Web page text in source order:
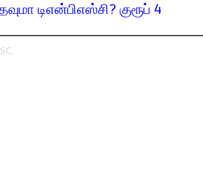
டிஎன்பிஎஸ்சி? குரூப் 4